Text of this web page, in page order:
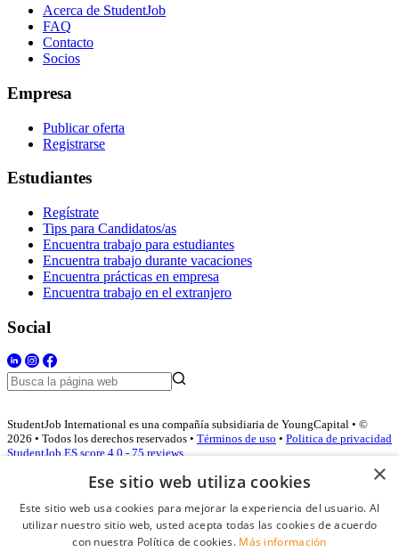
Acerca de StudentJob
FAQ
Contacto
Socios
Empresa
Publicar oferta
Registrarse
Estudiantes
Regístrate
Tips para Candidatos/as
Encuentra trabajo para estudiantes
Encuentra trabajo durante vacaciones
Encuentra prácticas en empresa
Encuentra trabajo en el extranjero
Social
StudentJob International es una compañía subsidiaria de YoungCapital • ©
2026 • Todos los derechos reservados • Términos de uso • Politica de privacidad
StudentJob ES score 4.0 - 75 reviews
Acceso empresas
×
Ese sitio web utiliza cookies
Este sitio web usa cookies para mejorar la experiencia del usuario. Al
utilizar nuestro sitio web, usted acepta todas las cookies de acuerdo
con nuestra Política de cookies. Más información